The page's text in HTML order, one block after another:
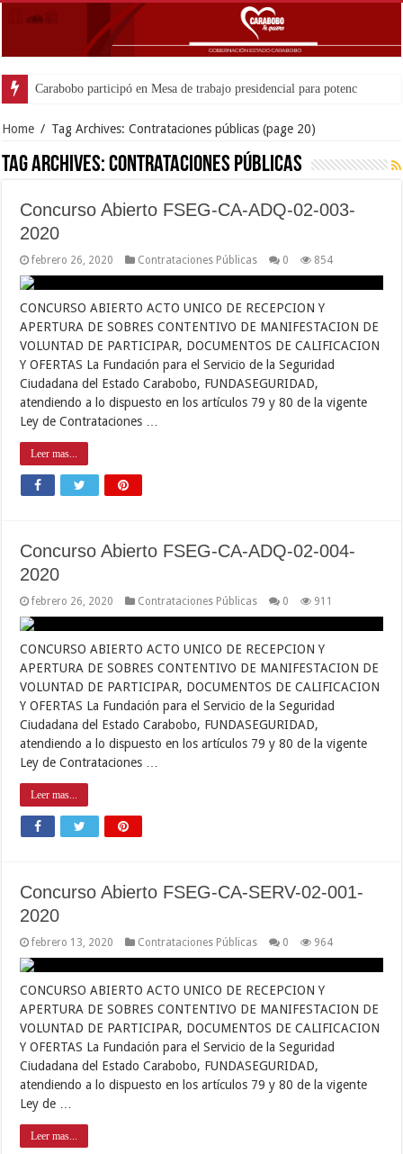
Home / Tag Archives: Contrataciones públicas (page 20)
Tag Archives:Contrataciones públicas
Concurso Abierto FSEG-CA-ADQ-02-003-
2020
febrero 26, 2020 Contrataciones Públicas 0 854
CONCURSO ABIERTO ACTO UNICO DE RECEPCION Y
APERTURA DE SOBRES CONTENTIVO DE MANIFESTACION DE
VOLUNTAD DE PARTICIPAR, DOCUMENTOS DE CALIFICACION
Y OFERTAS La Fundación para el Servicio de la Seguridad
Ciudadana del Estado Carabobo, FUNDASEGURIDAD,
atendiendo a lo dispuesto en los artículos 79 y 80 de la vigente
Ley de Contrataciones …
Leer mas...
Concurso Abierto FSEG-CA-ADQ-02-004-
2020
febrero 26, 2020 Contrataciones Públicas 0 911
CONCURSO ABIERTO ACTO UNICO DE RECEPCION Y
APERTURA DE SOBRES CONTENTIVO DE MANIFESTACION DE
VOLUNTAD DE PARTICIPAR, DOCUMENTOS DE CALIFICACION
Y OFERTAS La Fundación para el Servicio de la Seguridad
Ciudadana del Estado Carabobo, FUNDASEGURIDAD,
atendiendo a lo dispuesto en los artículos 79 y 80 de la vigente
Ley de Contrataciones …
Leer mas...
Concurso Abierto FSEG-CA-SERV-02-001-
2020
febrero 13, 2020 Contrataciones Públicas 0 964
CONCURSO ABIERTO ACTO UNICO DE RECEPCION Y
APERTURA DE SOBRES CONTENTIVO DE MANIFESTACION DE
VOLUNTAD DE PARTICIPAR, DOCUMENTOS DE CALIFICACION
Y OFERTAS La Fundación para el Servicio de la Seguridad
Ciudadana del Estado Carabobo, FUNDASEGURIDAD,
atendiendo a lo dispuesto en los artículos 79 y 80 de la vigente
Ley de …
Leer mas...